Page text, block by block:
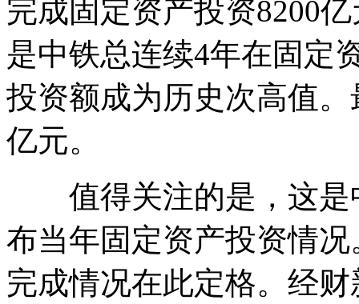
完成固定资产投资8200
是中铁总连续4年在固定
投资额成为历史次高值
亿元。
值得关注的是，这是
布当年固定资产投资情
完成情况在此定格。经